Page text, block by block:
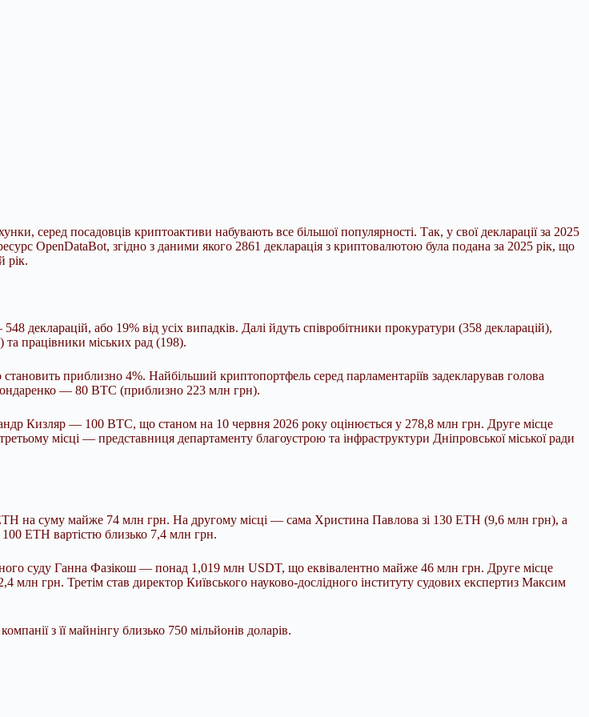
серед посадовців криптоактиви набувають все більшої популярності. Так, у свої декларації за 2025
OpenDataBot, згідно з даними якого 2861 декларація з криптовалютою була подана за 2025 рік, що
рік.
декларацій, або 19% від усіх випадків. Далі йдуть співробітники прокуратури (358 декларацій),
працівники міських рад (198).
приблизно 4%. Найбільший криптопортфель серед парламентаріїв задекларував голова
— 80 BTC (приблизно 223 млн грн).
Кизляр — 100 BTC, що станом на 10 червня 2026 року оцінюється у 278,8 млн грн. Друге місце
місці — представниця департаменту благоустрою та інфраструктури Дніпровської міської ради
на суму майже 74 млн грн. На другому місці — сама Христина Павлова зі 130 ETH (9,6 млн грн), а
100 ETH вартістю близько 7,4 млн грн.
суду Ганна Фазікош — понад 1,019 млн USDT, що еквівалентно майже 46 млн грн. Друге місце
грн. Третім став директор Київського науково-дослідного інституту судових експертиз Максим
з її майнінгу близько 750 мільйонів доларів.